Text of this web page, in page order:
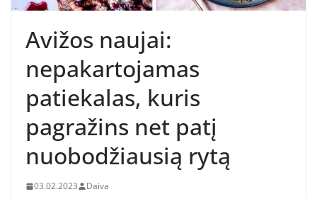
Avižos naujai:
nepakartojamas
patiekalas, kuris
pagražins net patį
nuobodžiausią rytą
03.02.2023 Daiva